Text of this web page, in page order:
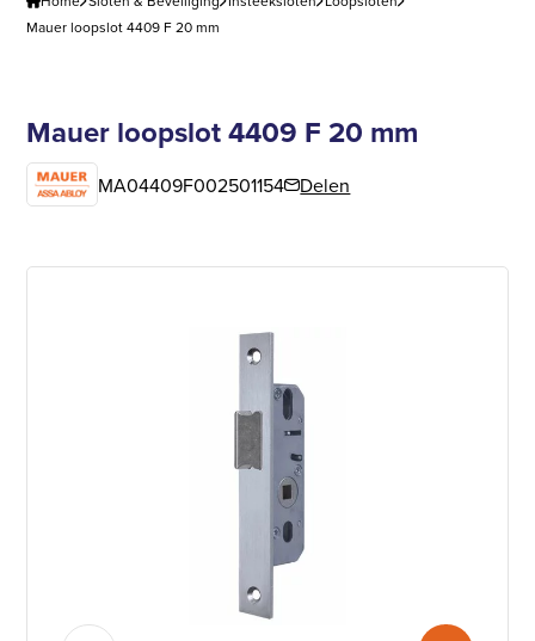
Mauer loopslot 4409 F 20 mm
Mauer loopslot 4409 F 20 mm
MA04409F002501154 Delen